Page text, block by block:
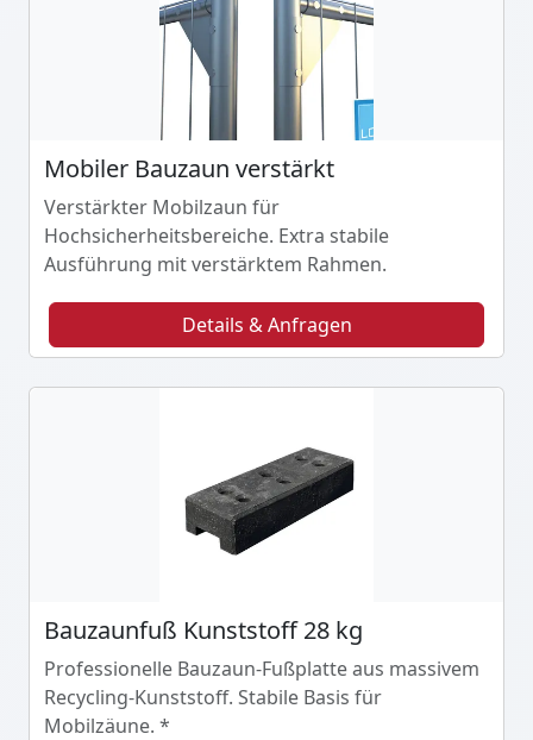
Mobiler Bauzaun verstärkt
Verstärkter Mobilzaun für
Hochsicherheitsbereiche. Extra stabile
Ausführung mit verstärktem Rahmen.
Details & Anfragen
Bauzaunfuß Kunststoff 28 kg
Professionelle Bauzaun-Fußplatte aus massivem
Recycling-Kunststoff. Stabile Basis für
Mobilzäune. *